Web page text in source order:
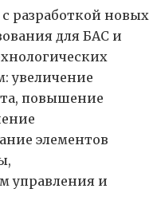
разработкой новых
для БАС и
увеличение
повышение
элементов
управления и